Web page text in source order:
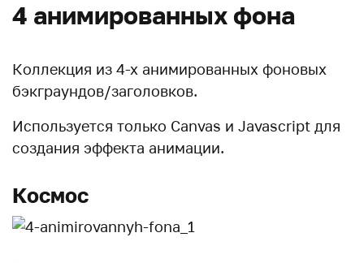
4 анимированных фона
Коллекция из 4-х анимированных фоновых
бэкграундов/заголовков.
Используется только Canvas и Javascript для
создания эффекта анимации.
Космос